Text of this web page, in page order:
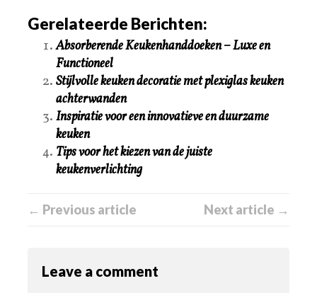
Gerelateerde Berichten:
Absorberende Keukenhanddoeken – Luxe en
Functioneel
Stijlvolle keuken decoratie met plexiglas keuken
achterwanden
Inspiratie voor een innovatieve en duurzame
keuken
Tips voor het kiezen van de juiste
keukenverlichting
← Previous article Next article →
Leave a comment